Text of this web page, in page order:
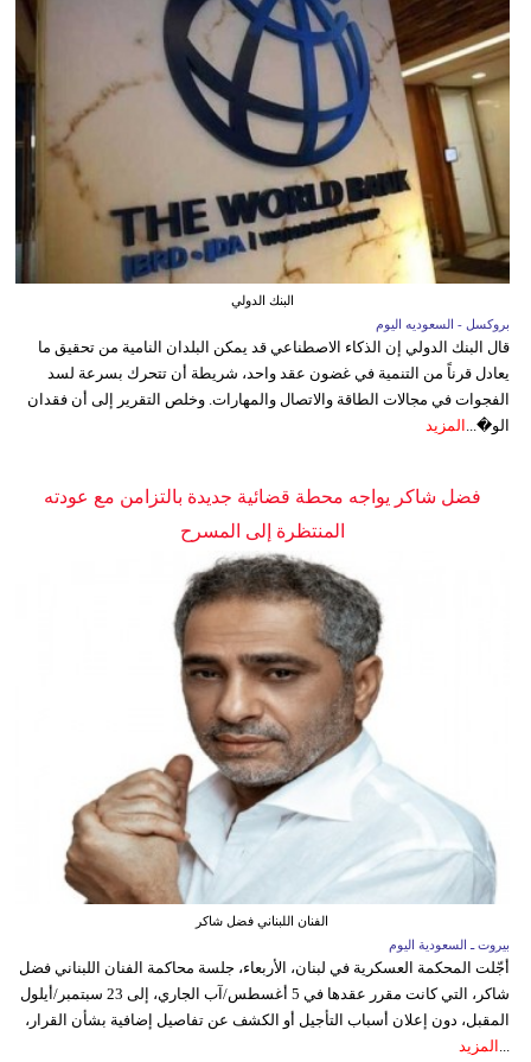
البنك الدولي
بروكسل - السعوديه اليوم
قال البنك الدولي إن الذكاء الاصطناعي قد يمكن البلدان النامية من تحقيق ما
يعادل قرناً من التنمية في غضون عقد واحد، شريطة أن تتحرك بسرعة لسد
الفجوات في مجالات الطاقة والاتصال والمهارات. وخلص التقرير إلى أن فقدان
الو�... المزيد
فضل شاكر يواجه محطة قضائية جديدة بالتزامن مع عودته
المنتظرة إلى المسرح
الفنان اللبناني فضل شاكر
بيروت ـ السعودية اليوم
أجّلت المحكمة العسكرية في لبنان، الأربعاء، جلسة محاكمة الفنان اللبناني فضل
شاكر، التي كانت مقرر عقدها في 5 أغسطس/آب الجاري، إلى 23 سبتمبر/أيلول
المقبل، دون إعلان أسباب التأجيل أو الكشف عن تفاصيل إضافية بشأن القرار،
المزيد